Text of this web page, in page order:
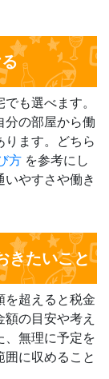
も選べます。
分の部屋から働
ります。どちら
方 を参考にし
やすさや働き
きたいこと
を超えると税金
の目安や考え
、無理に予定を
に収めること